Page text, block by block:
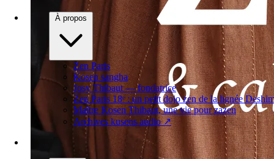
À propos
Zen Paris
Kosen sangha
Josy Thibaut — fondatrice
Zen Paris 18ᵉ : un petit dojo zen de la lignée
Maître Kosen Thibaut, une vie pour zazen
Archives kusens audio ↗